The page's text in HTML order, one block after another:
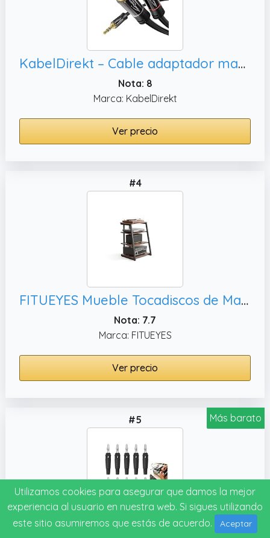
KabelDirekt – Cable adaptador macho Aux/3.5mm a RCA/phono – 7, negro)
Nota: 8
Marca: KabelDirekt
Ver precio
#4
FITUEYES Mueble Tocadiscos de Madera y Metal Mueble HiFi para Tocadiscos Equipo HiFi Muebles HiFi con Estante Regulable Carga MAX. 50kg
Nota: 7.7
Marca: FITUEYES
Ver precio
Más barato
#5
Utilizamos cookies para asegurar que damos la mejor
experiencia al usuario en nuestra web. Si sigues utilizando
este sitio asumiremos que estás de acuerdo.
Aceptar